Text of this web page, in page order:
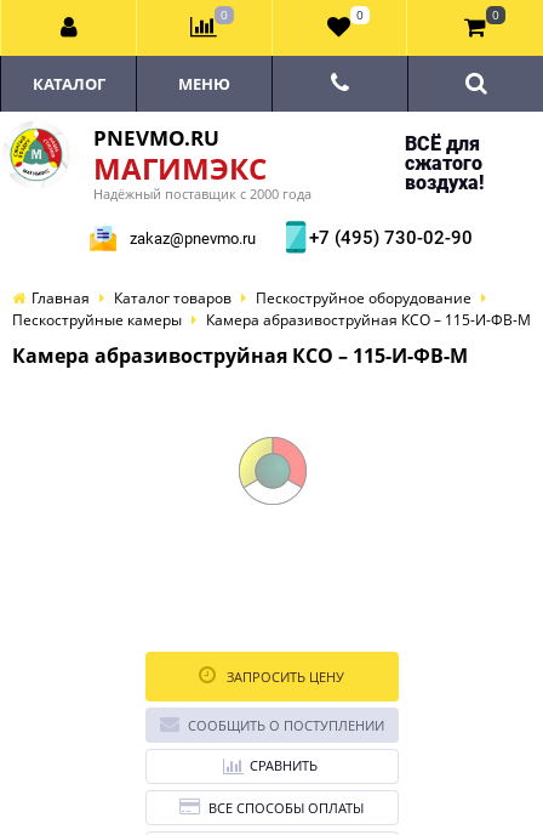
PNEVMO.RU
МАГИМЭКС
Надёжный поставщик с 2000 года
ВСЁ для
сжатого
воздуха!
zakaz@pnevmo.ru +7 (495) 730-02-90
КАТАЛОГ МЕНЮ
Главная Каталог товаров
Пескоструйное оборудование
Пескоструйные камеры
Камера абразивоструйная КСО – 115-И-ФВ-М
Камера абразивоструйная КСО – 115-И-ФВ-М
ЗАПРОСИТЬ ЦЕНУ
СООБЩИТЬ О ПОСТУПЛЕНИИ
СРАВНИТЬ
ВСЕ СПОСОБЫ ОПЛАТЫ
0 0 0